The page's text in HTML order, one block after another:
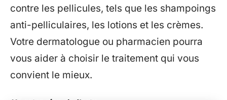
contre les pellicules, tels que les shampoings
anti-pelliculaires, les lotions et les crèmes.
Votre dermatologue ou pharmacien pourra
vous aider à choisir le traitement qui vous
convient le mieux.